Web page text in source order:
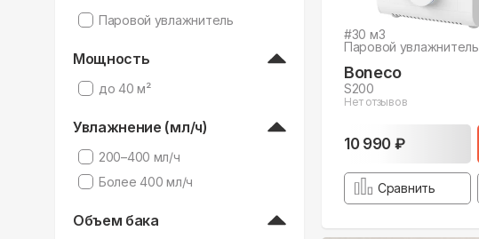
Паровой увлажнитель
Мощность
до 40 м²
Увлажнение (мл/ч)
200–400 мл/ч
Более 400 мл/ч
Объем бака
#30 м3
Паровой увлажнитель
Boneco
S200
Нет отзывов
10 990 ₽
Сравнить